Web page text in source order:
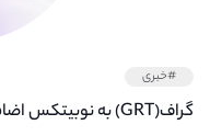
#خبری
گراف(GRT) به نوبیتکس اضافه شد